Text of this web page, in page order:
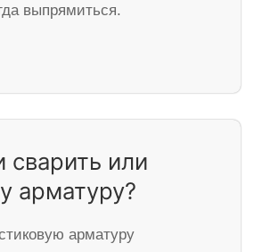
выпрямиться.
или
арматуру?
арматуру